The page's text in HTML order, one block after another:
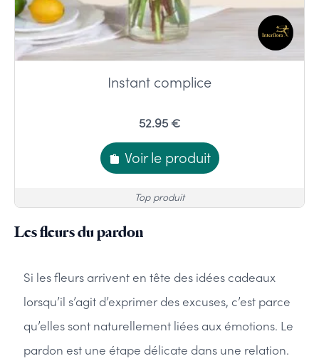
Instant complice
52.95 €
Voir le produit
Top produit
Les fleurs du pardon
Si les fleurs arrivent en tête des idées cadeaux
lorsqu’il s’agit d’exprimer des excuses, c’est parce
qu’elles sont naturellement liées aux émotions. Le
pardon est une étape délicate dans une relation.